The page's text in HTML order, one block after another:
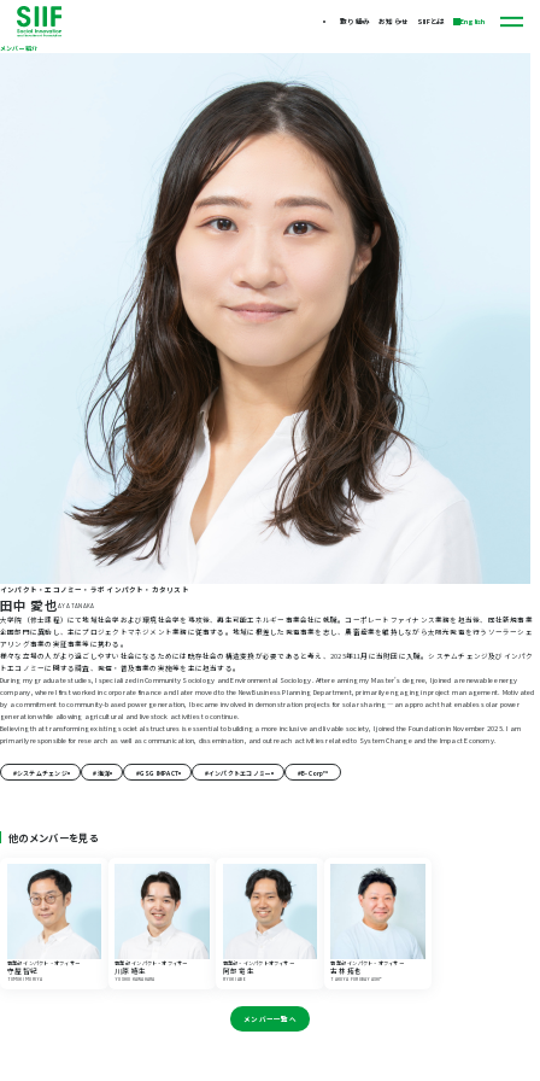
取り組み お知らせ SIIFとは English
メンバー紹介
インパクト・エコノミー・ラボ インパクト・カタリスト
田中 愛也AYA TANAKA
大学院（修士課程）にて地域社会学および環境社会学を専攻後、再生可能エネルギー事業会社に就職。コーポレートファイナンス業務を担当後、同社新規事業
企画部門に異動し、主にプロジェクトマネジメント業務に従事する。地域に根差した発電事業を志し、農畜産業を維持しながら太陽光発電を行うソーラーシェ
アリング事業の実証事業等に携わる。
様々な立場の人がより過ごしやすい社会になるためには既存社会の構造変換が必要であると考え、2025年11月に当財団に入職。システムチェンジ及びインパク
トエコノミーに関する調査、発信・普及事業の実施等を主に担当する。
During my graduate studies, I specialized in Community Sociology and Environmental Sociology. After earning my Master’s degree, I joined a renewable energy
company, where I first worked in corporate finance and later moved to the New Business Planning Department, primarily engaging in project management. Motivated
by a commitment to community-based power generation, I became involved in demonstration projects for solar sharing—an approach that enables solar power
generation while allowing agricultural and livestock activities to continue.
Believing that transforming existing societal structures is essential to building a more inclusive and livable society, I joined the Foundation in November 2025. I am
primarily responsible for research as well as communication, dissemination, and outreach activities related to System Change and the Impact Economy.
#システムチェンジ #海洋 #GSG IMPACT #インパクトエコノミー #B-Corp™
他のメンバーを見る
事業部 インパクト・オフィサー
守屋 智紀
TOMOKI MORIYA
事業部 インパクト・オフィサー
川原 嬉生
YOSHIO KAWAHARA
事業部・インパクトオフィサー
阿部 竜生
RYUKI ABE
事業部 インパクト・オフィサー
古林 拓也
TAKUYA FURUBAYASHI*
メンバー一覧へ